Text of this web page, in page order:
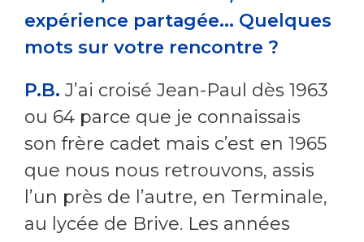
expérience partagée... Quelques
mots sur votre rencontre ?
P.B. J’ai croisé Jean-Paul dès 1963
ou 64 parce que je connaissais
son frère cadet mais c’est en 1965
que nous nous retrouvons, assis
l’un près de l’autre, en Terminale,
au lycée de Brive. Les années